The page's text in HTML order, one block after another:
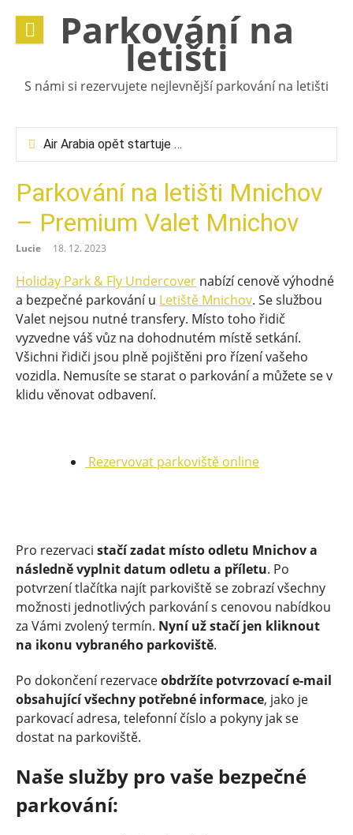
obsah
Parkování na
letišti
S námi si rezervujete nejlevnější parkování na letišti
Air Arabia opět startuje z Vídně: čtyři přímé lety týdně do Sharjah
Jaké jsou nejpodstatnější informace o vídeňském letišti?
Kam s repelentem do letadla? Pravidla letiště-Vídeň
Kam dát elektrický kartáček do letadla? Pravidla letiště-Vídeň
Co nesmí být v kufru? Pravidla letiště-Vídeň
Parkování na letišti Mnichov
– Premium Valet Mnichov
Lucie 18. 12. 2023
Holiday Park & Fly Undercover nabízí cenově výhodné
a bezpečné parkování u Letiště Mnichov. Se službou
Valet nejsou nutné transfery. Místo toho řidič
vyzvedne váš vůz na dohodnutém místě setkání.
Všichni řidiči jsou plně pojištěni pro řízení vašeho
vozidla. Nemusíte se starat o parkování a můžete se v
klidu věnovat odbavení.
Rezervovat parkoviště online
Pro rezervaci stačí zadat místo odletu Mnichov a
následně vyplnit datum odletu a příletu. Po
potvrzení tlačítka najít parkoviště se zobrazí všechny
možnosti jednotlivých parkování s cenovou nabídkou
za Vámi zvolený termín. Nyní už stačí jen kliknout
na ikonu vybraného parkoviště.
Po dokončení rezervaceobdržíte potvrzovací e-mail
obsahující všechny potřebné informace, jako je
parkovací adresa, telefonní číslo a pokyny jak se
dostat na parkoviště.
Naše služby pro vaše bezpečné
parkování: